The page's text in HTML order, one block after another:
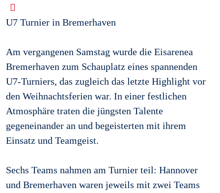
U7 Turnier in Bremerhaven
Am vergangenen Samstag wurde die Eisarenea
Bremerhaven zum Schauplatz eines spannenden
U7-Turniers, das zugleich das letzte Highlight vor
den Weihnachtsferien war. In einer festlichen
Atmosphäre traten die jüngsten Talente
gegeneinander an und begeisterten mit ihrem
Einsatz und Teamgeist.
Sechs Teams nahmen am Turnier teil: Hannover
und Bremerhaven waren jeweils mit zwei Teams